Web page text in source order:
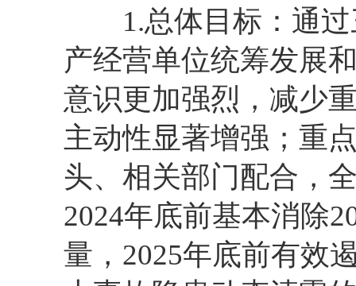
1.总体目标：通过
产经营单位统筹发展
意识更加强烈，减少
主动性显著增强；重
头、相关部门配合，
2024年底前基本消除
量，2025年底前有效